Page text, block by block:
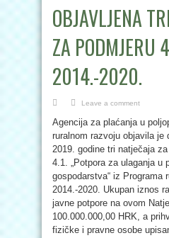
OBJAVLJENA
ZA PODMJERU
2014.-2020.
Leave a comment
Agencija za plaćanja u
ruralnom razvoju objavila je
2019. godine tri natječaja
4.1. „Potpora za ulaganja u
gospodarstva“ iz Programa
2014.-2020. Ukupan iznos
javne potpore na ovom
100.000.000,00 HRK, a
fizičke i pravne osobe